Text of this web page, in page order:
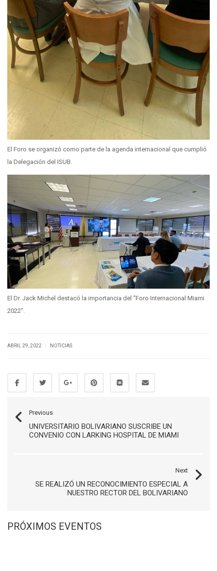
El Foro se organizó como parte de la agenda internacional que cumplió
la Delegación del ISUB.
El Dr. Jack Michel destacó la importancia del “Foro Internacional Miami
2022”.
ABRIL 29, 2022 NOTICIAS
Previous
UNIVERSITARIO BOLIVARIANO SUSCRIBE UN
CONVENIO CON LARKING HOSPITAL DE MIAMI
Next
SE REALIZÓ UN RECONOCIMIENTO ESPECIAL A
NUESTRO RECTOR DEL BOLIVARIANO
PRÓXIMOS EVENTOS